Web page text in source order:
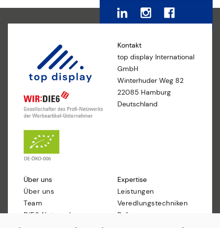
Kontakt
top display International
GmbH
Winterhuder Weg 82
22085 Hamburg
Deutschland
Über uns
Über uns
Team
DIE6 Netzwerk
Expertise
Leistungen
Veredlungstechniken
Referenzen